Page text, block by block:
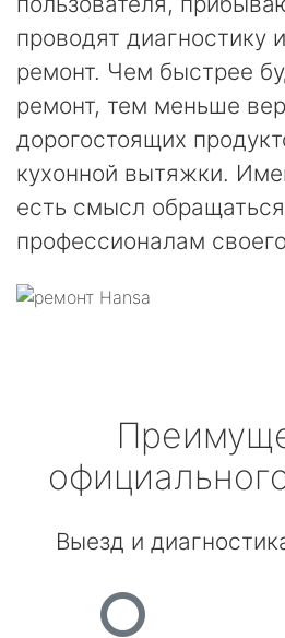
проводят диагностику
ремонт. Чем быстрее
ремонт, тем меньше
дорогостоящих
кухонной вытяжки.
есть смысл
профессионалам
Выезд и